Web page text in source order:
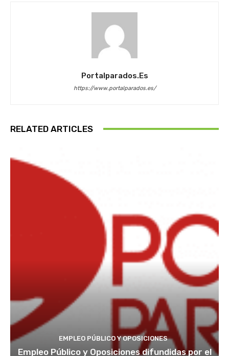
Portalparados.es
https://www.portalparados.es/
RELATED ARTICLES
EMPLEO PÚBLICO Y OPOSICIONES
Empleo Público y Oposiciones difundidas por el